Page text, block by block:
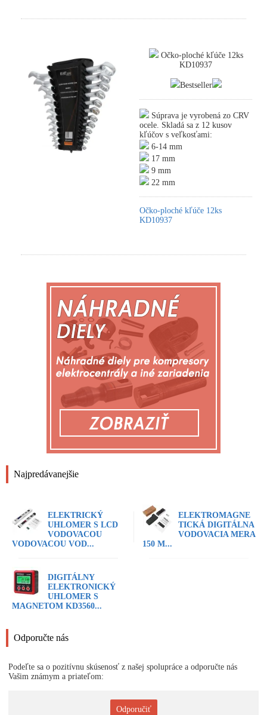
Najpredávanejšie
ELEKTRICKÝ
UHLOMER S LCD
VODOVACOU
VODOVACOU VOD...
ELEKTROMAGNE
TICKÁ DIGITÁLNA
VODOVACIA MERA
150 M...
DIGITÁLNY
ELEKTRONICKÝ
UHLOMER S
MAGNETOM KD3560...
Odporučte nás
Podeľte sa o pozitívnu skúsenosť z našej spolupráce a odporučte nás
Vašim známym a priateľom:
Odporučiť
Očko-ploché kľúče 12ks
KD10937
Bestseller
Súprava je vyrobená zo CRV
ocele. Skladá sa z 12 kusov
kľúčov s veľkosťami:
6-14 mm
17 mm
9 mm
22 mm
Očko-ploché kľúče 12ks
KD10937